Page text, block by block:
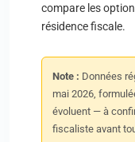
compare les
résidence fiscale.
Note : Données
mai 2026,
évoluent — à
fiscaliste avant